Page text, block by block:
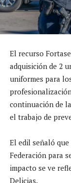
El recurso
adquisición de 2
uniformes para
continuación de
el trabajo de
El edil señaló
Federación para
impacto se ve
Delicias.